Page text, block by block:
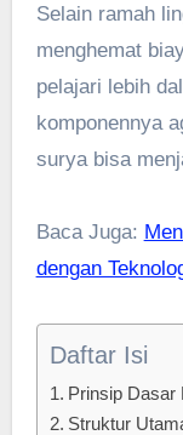
Selain ramah
menghemat
pelajari lebih
komponennya
surya bisa
Baca Juga:
dengan
Daftar Isi
Prinsip Dasar
Struktur